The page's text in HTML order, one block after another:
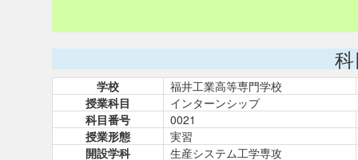
学校
福井工業高等専門学校
授業科目
インターンシップ
科目番号
0021
授業形態
実習
開設学科
生産システム工学専攻